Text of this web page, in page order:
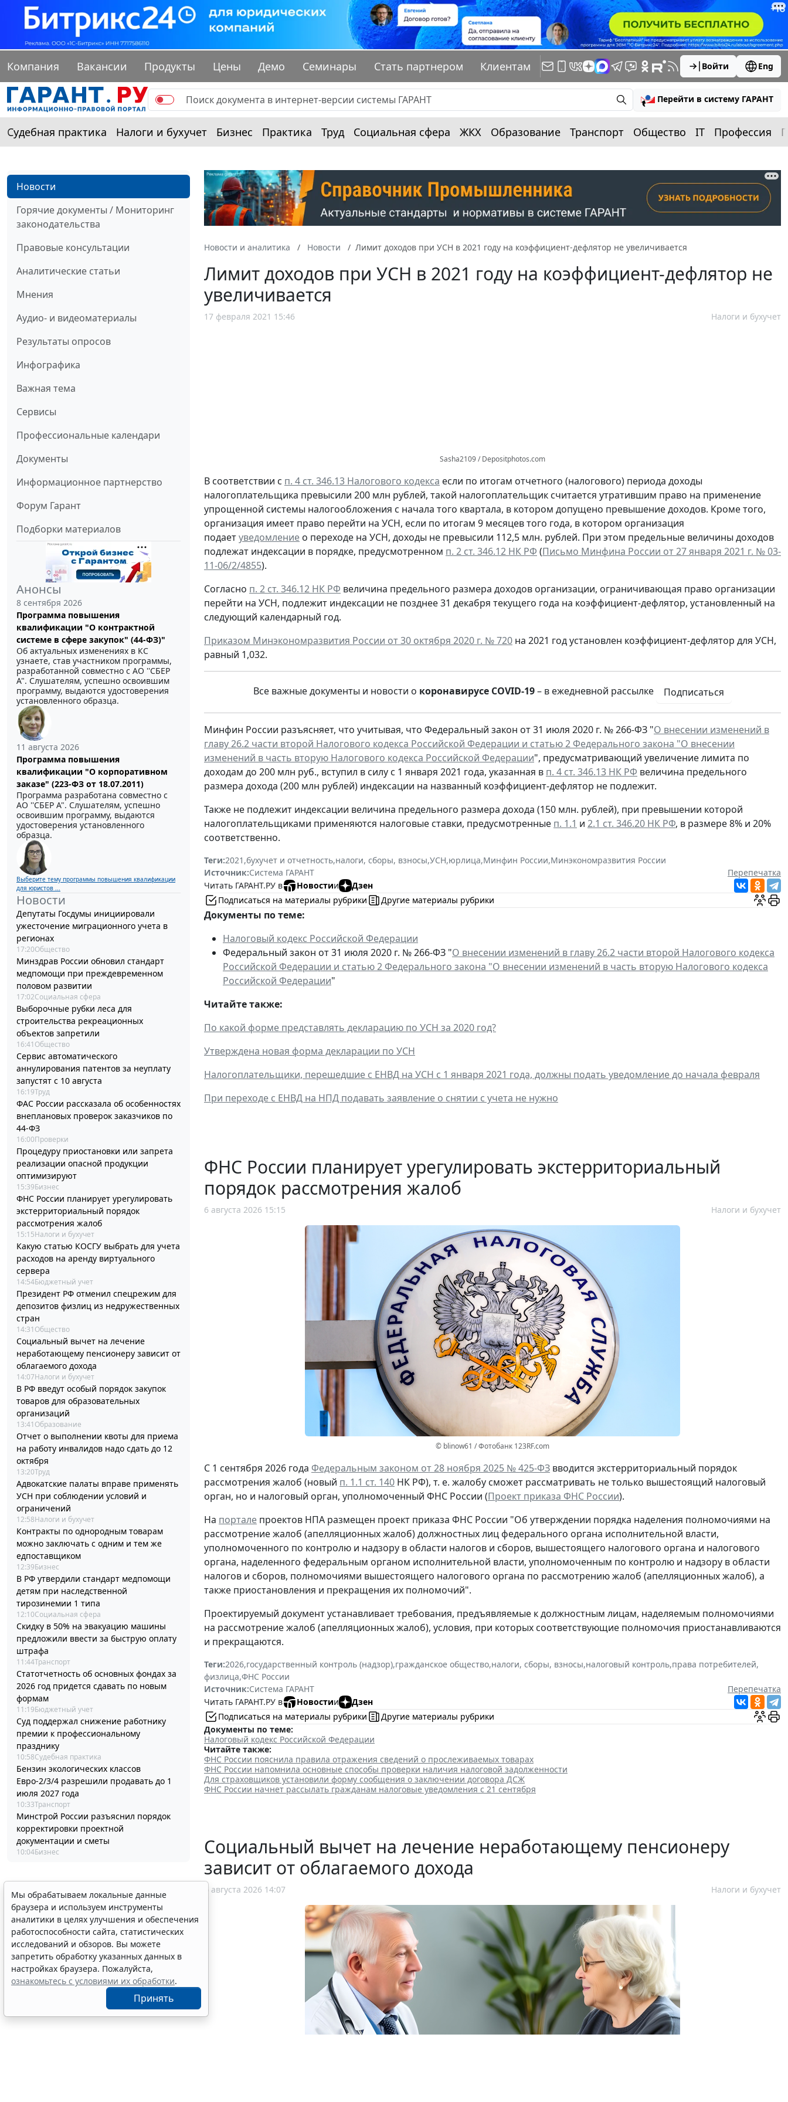
Компания Вакансии Продукты Цены Демо Семинары Стать партнером Клиентам Войти Eng
Перейти в систему ГАРАНТ
Судебная практика Налоги и бухучет Бизнес Практика Труд Социальная сфера ЖКХ Образование Транспорт Общество IT Профессия
Новости
Горячие документы / Мониторинг
законодательства
Правовые консультации
Аналитические статьи
Мнения
Аудио- и видеоматериалы
Результаты опросов
Инфографика
Важная тема
Сервисы
Профессиональные календари
Документы
Информационное партнерство
Форум Гарант
Подборки материалов
Анонсы
8 сентября 2026
Программа повышения
квалификации "О контрактной
системе в сфере закупок" (44-ФЗ)"
Об актуальных изменениях в КС
узнаете, став участником программы,
разработанной совместно с АО ''СБЕР
А". Слушателям, успешно освоившим
программу, выдаются удостоверения
установленного образца.
11 августа 2026
Программа повышения
квалификации "О корпоративном
заказе" (223-ФЗ от 18.07.2011)
Программа разработана совместно с
АО ''СБЕР А". Слушателям, успешно
освоившим программу, выдаются
удостоверения установленного
образца.
Выберите тему программы повышения квалификации
для юристов ...
Новости
Депутаты Госдумы инициировали
ужесточение миграционного учета в
регионах
17:20Общество
Минздрав России обновил стандарт
медпомощи при преждевременном
половом развитии
17:02Социальная сфера
Выборочные рубки леса для
строительства рекреационных
объектов запретили
16:41 Общество
Сервис автоматического
аннулирования патентов за неуплату
запустят с 10 августа
16:19Труд
ФАС России рассказала об особенностях
внеплановых проверок заказчиков по
44-ФЗ
16:00Проверки
Процедуру приостановки или запрета
реализации опасной продукции
оптимизируют
15:39Бизнес
ФНС России планирует урегулировать
экстерриториальный порядок
рассмотрения жалоб
15:15Налоги и бухучет
Какую статью КОСГУ выбрать для учета
расходов на аренду виртуального
сервера
14:54Бюджетный учет
Президент РФ отменил спецрежим для
депозитов физлиц из недружественных
стран
14:31 Общество
Социальный вычет на лечение
неработающему пенсионеру зависит от
облагаемого дохода
14:07Налоги и бухучет
В РФ введут особый порядок закупок
товаров для образовательных
организаций
13:41 Образование
Отчет о выполнении квоты для приема
на работу инвалидов надо сдать до 12
октября
13:20Труд
Адвокатские палаты вправе применять
УСН при соблюдении условий и
ограничений
12:58Налоги и бухучет
Контракты по однородным товарам
можно заключать с одним и тем же
едпоставщиком
12:39Бизнес
В РФ утвердили стандарт медпомощи
детям при наследственной
тирозинемии 1 типа
12:10Социальная сфера
Скидку в 50% на эвакуацию машины
предложили ввести за быструю оплату
штрафа
11:44Транспорт
Статотчетность об основных фондах за
2026 год придется сдавать по новым
формам
11:19Бюджетный учет
Суд поддержал снижение работнику
премии к профессиональному
празднику
10:58Судебная практика
Бензин экологических классов
Евро-2/3/4 разрешили продавать до 1
июля 2027 года
10:33Транспорт
Минстрой России разъяснил порядок
корректировки проектной
документации и сметы
10:04Бизнес
Новости и аналитика Новости Лимит доходов при УСН в 2021 году на коэффициент-дефлятор не увеличивается
Лимит доходов при УСН в 2021 году на коэффициент-дефлятор не
увеличивается
17 февраля 2021 15:46 Налоги и бухучет
Sasha2109 / Depositphotos.com
В соответствии с п. 4 ст. 346.13 Налогового кодекса если по итогам отчетного (налогового) периода доходы
налогоплательщика превысили 200 млн рублей, такой налогоплательщик считается утратившим право на применение
упрощенной системы налогообложения с начала того квартала, в котором допущено превышение доходов. Кроме того,
организация имеет право перейти на УСН, если по итогам 9 месяцев того года, в котором организация
подаетуведомление о переходе на УСН, доходы не превысили 112,5 млн. рублей. При этом предельные величины доходов
подлежат индексации в порядке, предусмотренном п. 2 ст. 346.12 НК РФ (Письмо Минфина России от 27 января 2021 г. № 03-
11-06/2/4855).
Согласно п. 2 ст. 346.12 НК РФ величина предельного размера доходов организации, ограничивающая право организации
перейти на УСН, подлежит индексации не позднее 31 декабря текущего года на коэффициент-дефлятор, установленный на
следующий календарный год.
Приказом Минэкономразвития России от 30 октября 2020 г. № 720 на 2021 год установлен коэффициент-дефлятор для УСН,
равный 1,032.
Все важные документы и новости о коронавирусе COVID-19– в ежедневной рассылке Подписаться
Минфин России разъясняет, что учитывая, что Федеральный закон от 31 июля 2020 г. № 266-ФЗ "О внесении изменений в
главу 26.2 части второй Налогового кодекса Российской Федерации и статью 2 Федерального закона "О внесении
изменений в часть вторую Налогового кодекса Российской Федерации", предусматривающий увеличение лимита по
доходам до 200 млн руб., вступил в силу с 1 января 2021 года, указанная в п. 4 ст. 346.13 НК РФ величина предельного
размера дохода (200 млн рублей) индексации на названный коэффициент-дефлятор не подлежит.
Также не подлежит индексации величина предельного размера дохода (150 млн. рублей), при превышении которой
налогоплательщиками применяются налоговые ставки, предусмотренные п. 1.1 и 2.1 ст. 346.20 НК РФ, в размере 8% и 20%
соответственно.
Теги:2021 ,бухучет и отчетность,налоги, сборы, взносы,УСН,юрлица,Минфин России,Минэкономразвития России
Источник:Система ГАРАНТ
Перепечатка
Читать ГАРАНТ.РУ в
Новостии
Дзен
Подписаться на материалы рубрики
Другие материалы рубрики
Документы по теме:
Налоговый кодекс Российской Федерации
Федеральный закон от 31 июля 2020 г. № 266-ФЗ "О внесении изменений в главу 26.2 части второй Налогового кодекса
Российской Федерации и статью 2 Федерального закона "О внесении изменений в часть вторую Налогового кодекса
Российской Федерации"
Читайте также:
По какой форме представлять декларацию по УСН за 2020 год?
Утверждена новая форма декларации по УСН
Налогоплательщики, перешедшие с ЕНВД на УСН с 1 января 2021 года, должны подать уведомление до начала февраля
При переходе с ЕНВД на НПД подавать заявление о снятии с учета не нужно
ФНС России планирует урегулировать экстерриториальный
порядок рассмотрения жалоб
6 августа 2026 15:15 Налоги и бухучет
© blinow61 / Фотобанк 123RF.com
С 1 сентября 2026 года Федеральным законом от 28 ноября 2025 № 425-ФЗ вводится экстерриториальный порядок
рассмотрения жалоб (новый п. 1.1 ст. 140 НК РФ), т. е. жалобу сможет рассматривать не только вышестоящий налоговый
орган, но и налоговый орган, уполномоченный ФНС России (Проект приказа ФНС России).
На портале проектов НПА размещен проект приказа ФНС России "Об утверждении порядка наделения полномочиями на
рассмотрение жалоб (апелляционных жалоб) должностных лиц федерального органа исполнительной власти,
уполномоченного по контролю и надзору в области налогов и сборов, вышестоящего налогового органа и налогового
органа, наделенного федеральным органом исполнительной власти, уполномоченным по контролю и надзору в области
налогов и сборов, полномочиями вышестоящего налогового органа по рассмотрению жалоб (апелляционных жалоб), а
также приостановления и прекращения их полномочий".
Проектируемый документ устанавливает требования, предъявляемые к должностным лицам, наделяемым полномочиями
на рассмотрение жалоб (апелляционных жалоб), условия, при которых соответствующие полномочия приостанавливаются
и прекращаются.
Теги:2026,государственный контроль (надзор),гражданское общество,налоги, сборы, взносы,налоговый контроль,права потребителей,
физлица,ФНС России
Источник:Система ГАРАНТ
Перепечатка
Читать ГАРАНТ.РУ в
Новостии
Дзен
Подписаться на материалы рубрики
Другие материалы рубрики
Документы по теме:
Налоговый кодекс Российской Федерации
Читайте также:
ФНС России пояснила правила отражения сведений о прослеживаемых товарах
ФНС России напомнила основные способы проверки наличия налоговой задолженности
Для страховщиков установили форму сообщения о заключении договора ДСЖ
ФНС России начнет рассылать гражданам налоговые уведомления с 21 сентября
Социальный вычет на лечение неработающему пенсионеру
зависит от облагаемого дохода
6 августа 2026 14:07 Налоги и бухучет
Мы обрабатываем локальные данные
браузера и используем инструменты
аналитики в целях улучшения и обеспечения
работоспособности сайта, статистических
исследований и обзоров. Вы можете
запретить обработку указанных данных в
настройках браузера. Пожалуйста,
ознакомьтесь с условиями их обработки.
Принять